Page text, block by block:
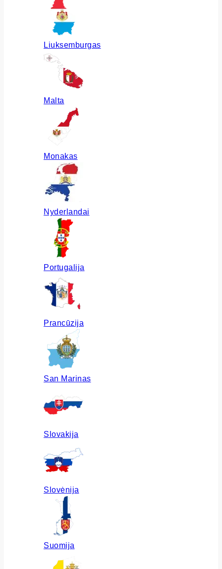
Liuksemburgas
Malta
Monakas
Nyderlandai
Portugalija
Prancūzija
San Marinas
Slovakija
Slovėnija
Suomija